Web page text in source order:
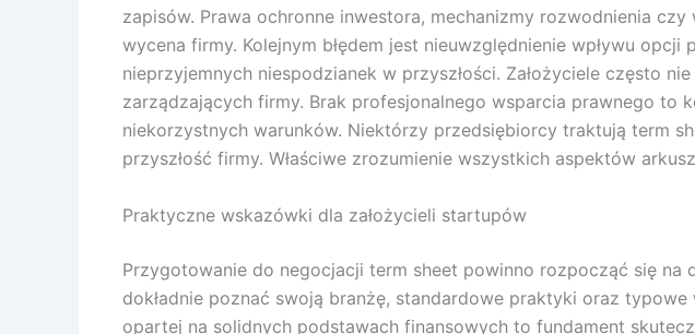
zapisów. Prawa ochronne inwestora, mechanizmy rozwodnienia
wycena firmy. Kolejnym błędem jest nieuwzględnienie wpływu
nieprzyjemnych niespodzianek w przyszłości. Założyciele często
zarządzających firmy. Brak profesjonalnego wsparcia prawnego to
niekorzystnych warunków. Niektórzy przedsiębiorcy traktują term
przyszłość firmy. Właściwe zrozumienie wszystkich aspektów
Praktyczne wskazówki dla założycieli startupów
Przygotowanie do negocjacji term sheet powinno rozpocząć się na
dokładnie poznać swoją branżę, standardowe praktyki oraz
opartej na solidnych podstawach finansowych to fundament